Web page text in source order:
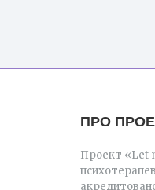
ПРО
Проект «Let